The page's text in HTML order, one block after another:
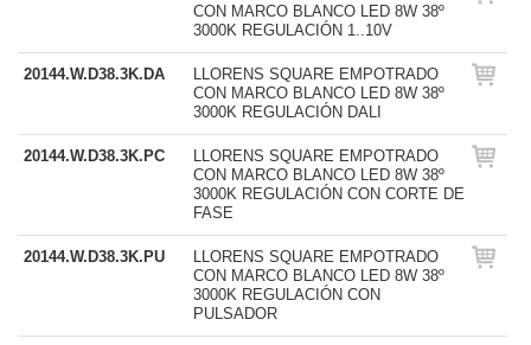
CON MARCO BLANCO LED 8W 38º
3000K REGULACIÓN 1..10V
20144.W.D38.3K.DA
LLORENS SQUARE EMPOTRADO
CON MARCO BLANCO LED 8W 38º
3000K REGULACIÓN DALI
20144.W.D38.3K.PC
LLORENS SQUARE EMPOTRADO
CON MARCO BLANCO LED 8W 38º
3000K REGULACIÓN CON CORTE DE
FASE
20144.W.D38.3K.PU
LLORENS SQUARE EMPOTRADO
CON MARCO BLANCO LED 8W 38º
3000K REGULACIÓN CON
PULSADOR